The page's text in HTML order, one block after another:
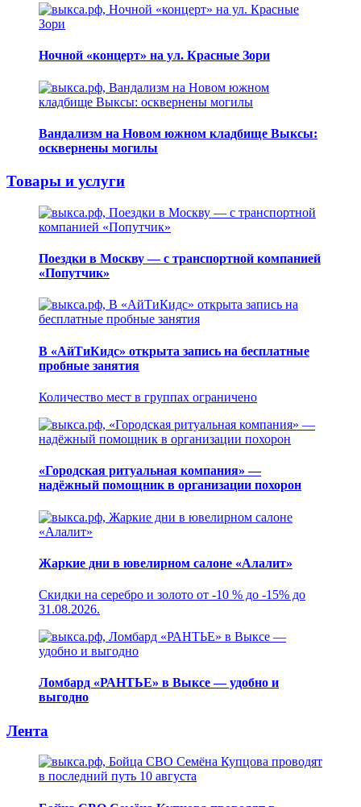
Ночной «концерт» на ул. Красные Зори
Вандализм на Новом южном кладбище Выксы:
осквернены могилы
Товары и услуги
Поездки в Москву — с транспортной компанией
«Попутчик»
В «АйТиКидс» открыта запись на бесплатные
пробные занятия
Количество мест в группах ограничено
«Городская ритуальная компания» —
надёжный помощник в организации похорон
Жаркие дни в ювелирном салоне «Алалит»
Скидки на серебро и золото от -10 % до -15% до
31.08.2026.
Ломбард «РАНТЬЕ» в Выксе — удобно и
выгодно
Лента